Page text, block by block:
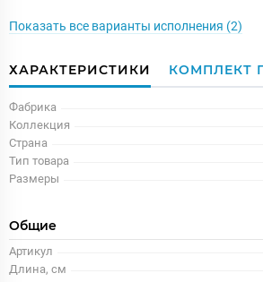
Показать все варианты исполнения (2)
ХАРАКТЕРИСТИКИ КОМПЛЕКТ
Фабрика
Коллекция
Страна
Тип товара
Размеры
Общие
Артикул
Длина, см